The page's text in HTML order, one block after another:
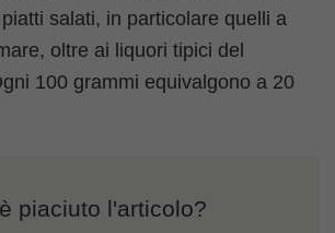
salati, in particolare quelli a
oltre ai liquori tipici del
100 grammi equivalgono a 20
piaciuto l'articolo?